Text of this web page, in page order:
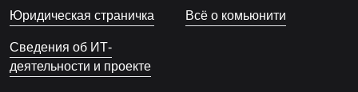
Юридическая страничка Всё о комьюнити
Сведения об ИТ-
деятельности и проекте